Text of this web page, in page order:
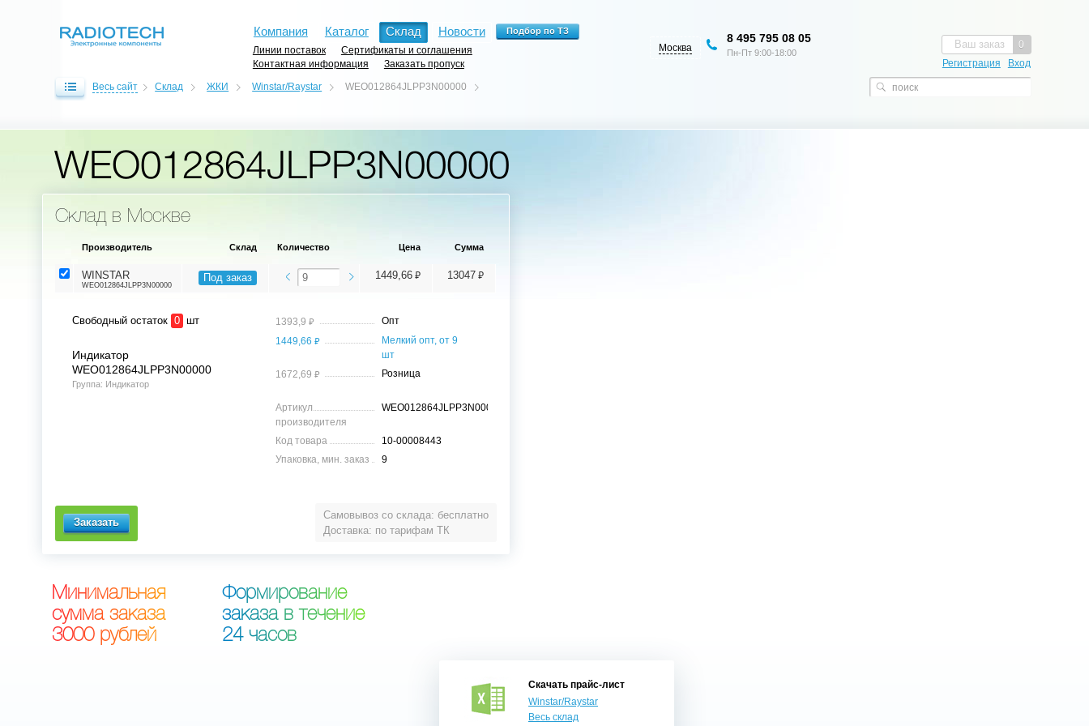
Компания Каталог Склад Новости
Линии поставок
Сертификаты и соглашения
Контактная информация
Заказать пропуск
0
Ваш заказ
Регистрация Вход
Москва
8 495 795 08 05
Пн-Пт 9:00-18:00
Весь сайт Склад ЖКИ Winstar/Raystar WEO012864JLPP3N00000
WEO012864JLPP3N00000
Склад в Москве
Самовывоз со склада: бесплатно
Доставка: по тарифам ТК
Производитель Склад Количество Цена Сумма
WINSTAR
WEO012864JLPP3N00000
Под заказ 1449,66 ⃏ 13047 ⃏
Свободный остаток 0 шт
Индикатор
WEO012864JLPP3N00000
Группа: Индикатор
1393,9 ⃏
Опт
1449,66 ⃏
Мелкий опт, от 9
шт
1672,69 ⃏ Розница
Артикул
производителя
WEO012864JLPP3N00000
Код товара
10-00008443
Упаковка, мин. заказ
9
Минимальная
сумма заказа
3000 рублей
Формирование
заказа в течение
24 часов
Скачать прайс-лист
Winstar/Raystar
Весь склад